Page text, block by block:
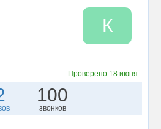
К
Проверено 18 июня
100
звонков